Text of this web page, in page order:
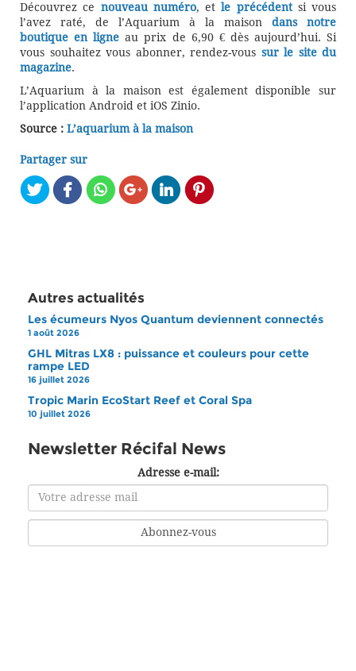
Découvrez ce nouveau numéro, etle précédentsi vous
l’avez raté, de l’Aquarium à la maison dans notre
boutique en ligne au prix de 6,90 € dès aujourd’hui. Si
vous souhaitez vous abonner, rendez-vous sur le site du
magazine.
L’Aquarium à la maison est également disponible sur
l’application Android et iOS Zinio.
Source : L’aquarium à la maison
Partager sur
Autres actualités
Les écumeurs Nyos Quantum deviennent connectés
1 août 2026
GHL Mitras LX8 : puissance et couleurs pour cette
rampe LED
16 juillet 2026
Tropic Marin EcoStart Reef et Coral Spa
10 juillet 2026
Newsletter Récifal News
Adresse e-mail: